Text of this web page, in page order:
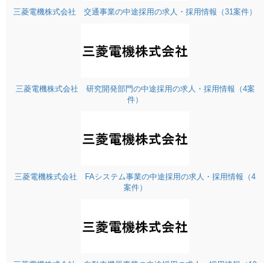
三菱電機株式会社 交通事業の中途採用の求人・採用情報（31案件）
三菱電機株式会社 研究開発部門の中途採用の求人・採用情報（4案
件）
三菱電機株式会社 FAシステム事業の中途採用の求人・採用情報（4
案件）